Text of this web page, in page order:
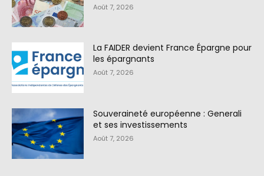
Août 7, 2026
La FAIDER devient France Épargne pour
les épargnants
Août 7, 2026
Souveraineté européenne : Generali
et ses investissements
Août 7, 2026